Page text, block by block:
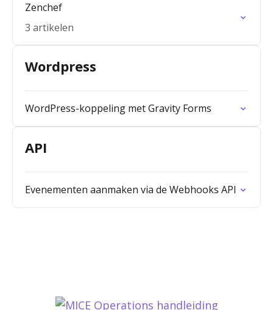
Zenchef
3 artikelen
Wordpress
WordPress-koppeling met Gravity Forms
API
Evenementen aanmaken via de Webhooks API